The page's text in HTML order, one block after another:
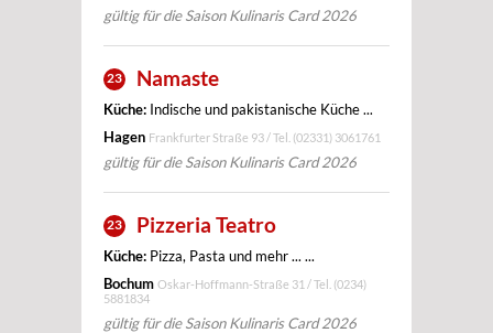
gültig für die Saison Kulinaris Card 2026
23 Namaste
Küche: Indische und pakistanische Küche ...
Hagen Frankfurter Straße 93 / Tel. (02331) 3061761
gültig für die Saison Kulinaris Card 2026
23 Pizzeria Teatro
Küche: Pizza, Pasta und mehr ... ...
Bochum Oskar-Hoffmann-Straße 31 / Tel. (0234)
5881834
gültig für die Saison Kulinaris Card 2026